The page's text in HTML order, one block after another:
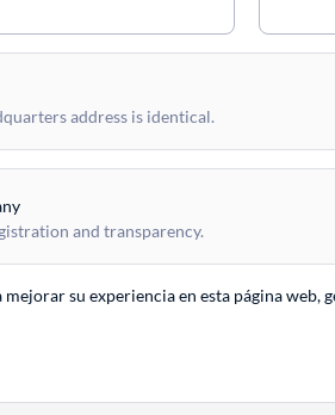
address is identical.
and transparency.
su experiencia en esta página web,